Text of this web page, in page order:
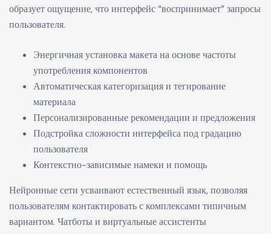
образует ощущение, что интерфейс “воспринимает” запросы
пользователя.
Энергичная установка макета на основе частоты
употребления компонентов
Автоматическая категоризация и тегирование
материала
Персонализированные рекомендации и предложения
Подстройка сложности интерфейса под градацию
пользователя
Контекстно-зависимые намеки и помощь
Нейронные сети усваивают естественный язык, позволяя
пользователям контактировать с комплексами типичным
вариантом. Чатботы и виртуальные ассистенты